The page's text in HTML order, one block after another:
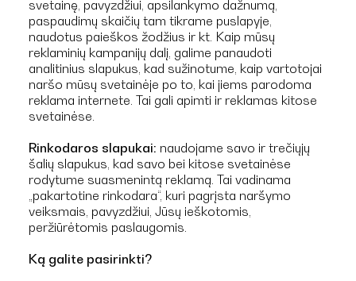
svetainę, pavyzdžiui, apsilankymo dažnumą,
paspaudimų skaičių tam tikrame puslapyje,
naudotus paieškos žodžius ir kt. Kaip mūsų
reklaminių kampanijų dalį, galime panaudoti
analitinius slapukus, kad sužinotume, kaip vartotojai
naršo mūsų svetainėje po to, kai jiems parodoma
reklama internete. Tai gali apimti ir reklamas kitose
svetainėse.
Rinkodaros slapukai: naudojame savo ir trečiųjų
šalių slapukus, kad savo bei kitose svetainėse
rodytume suasmenintą reklamą. Tai vadinama
„pakartotine rinkodara“, kuri pagrįsta naršymo
veiksmais, pavyzdžiui, Jūsų ieškotomis,
peržiūrėtomis paslaugomis.
Ką galite pasirinkti?